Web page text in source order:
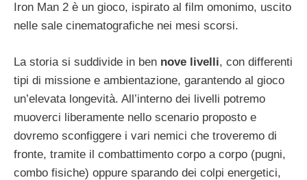
Iron Man 2 è un gioco, ispirato al film omonimo, uscito
nelle sale cinematografiche nei mesi scorsi.
La storia si suddivide in ben nove livelli, con differenti
tipi di missione e ambientazione, garantendo al gioco
un’elevata longevità. All’interno dei livelli potremo
muoverci liberamente nello scenario proposto e
dovremo sconfiggere i vari nemici che troveremo di
fronte, tramite il combattimento corpo a corpo (pugni,
combo fisiche) oppure sparando dei colpi energetici,